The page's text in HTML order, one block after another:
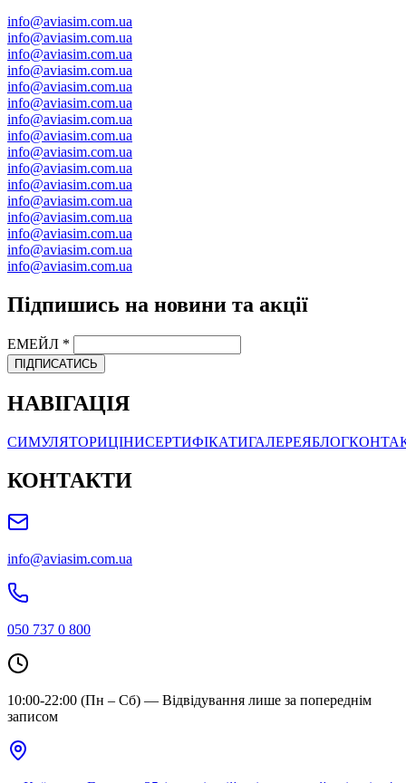
info@aviasim.com.ua
info@aviasim.com.ua
info@aviasim.com.ua
info@aviasim.com.ua
info@aviasim.com.ua
info@aviasim.com.ua
info@aviasim.com.ua
info@aviasim.com.ua
info@aviasim.com.ua
info@aviasim.com.ua
info@aviasim.com.ua
info@aviasim.com.ua
info@aviasim.com.ua
info@aviasim.com.ua
info@aviasim.com.ua
info@aviasim.com.ua
Підпишись на новини та акції
ЕМЕЙЛ *
ПІДПИСАТИСЬ
НАВІГАЦІЯ
СИМУЛЯТОРИЦІНИСЕРТИФІКАТИГАЛЕРЕЯБЛОГ
КОНТАКТИ
info@aviasim.com.ua
050 737 0 800
10:00-22:00 (Пн – Сб) — Відвідування лише за попереднім
записом